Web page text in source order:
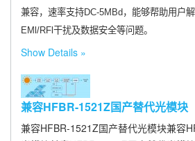
兼容，速率支持DC-5MBd，能够帮助用户
EMl/RFl干扰及数据安全等问题。
Show Details
兼容HFBR-1521Z国产替代光模块
兼容HFBR-1521Z国产替代光模块兼容